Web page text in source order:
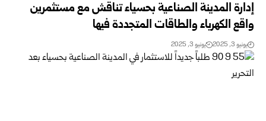
إدارة المدينة الصناعية بحسياء تناقش مع مستثمرين
واقع الكهرباء والطاقات المتجددة فيها
يونيو 3, 2025 يونيو 3, 2025